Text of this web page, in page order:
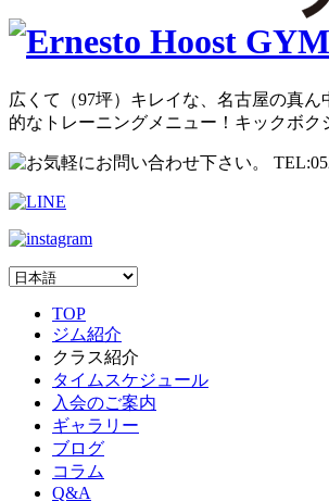
広くて（97坪）キレイな、名古屋の真
的なトレーニングメニュー！キックボ
TOP
ジム紹介
クラス紹介
タイムスケジュール
入会のご案内
ギャラリー
ブログ
コラム
Q&A